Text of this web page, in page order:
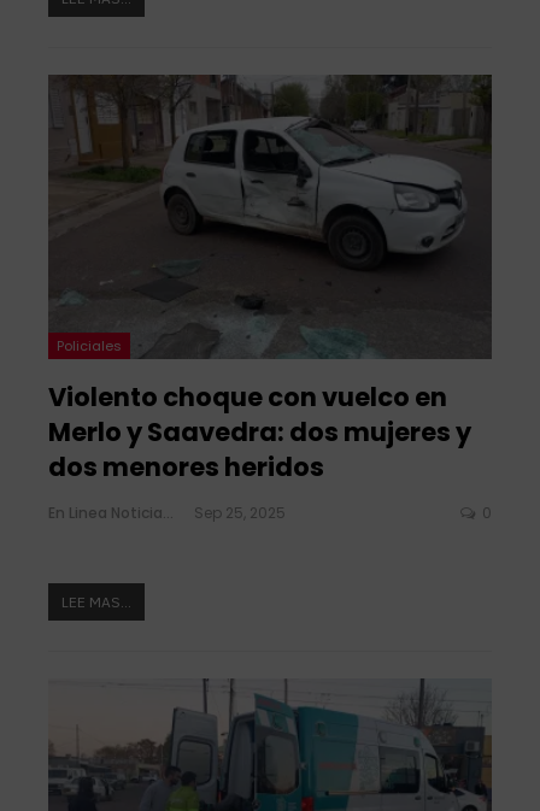
Policiales
Violento choque con vuelco en
Merlo y Saavedra: dos mujeres y
dos menores heridos
En Linea Noticias Sep 25, 2025 0
LEE MAS...